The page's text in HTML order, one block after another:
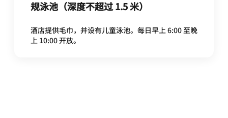
规泳池（深度不超过 1.5 米）
酒店提供毛巾，并设有儿童泳池。每日早上 6:00 至晚
上 10:00 开放。